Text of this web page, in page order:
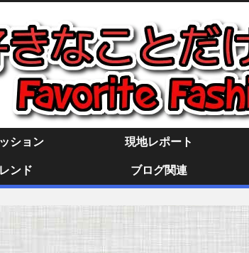
ション 現地レポート
ンド ブログ関連